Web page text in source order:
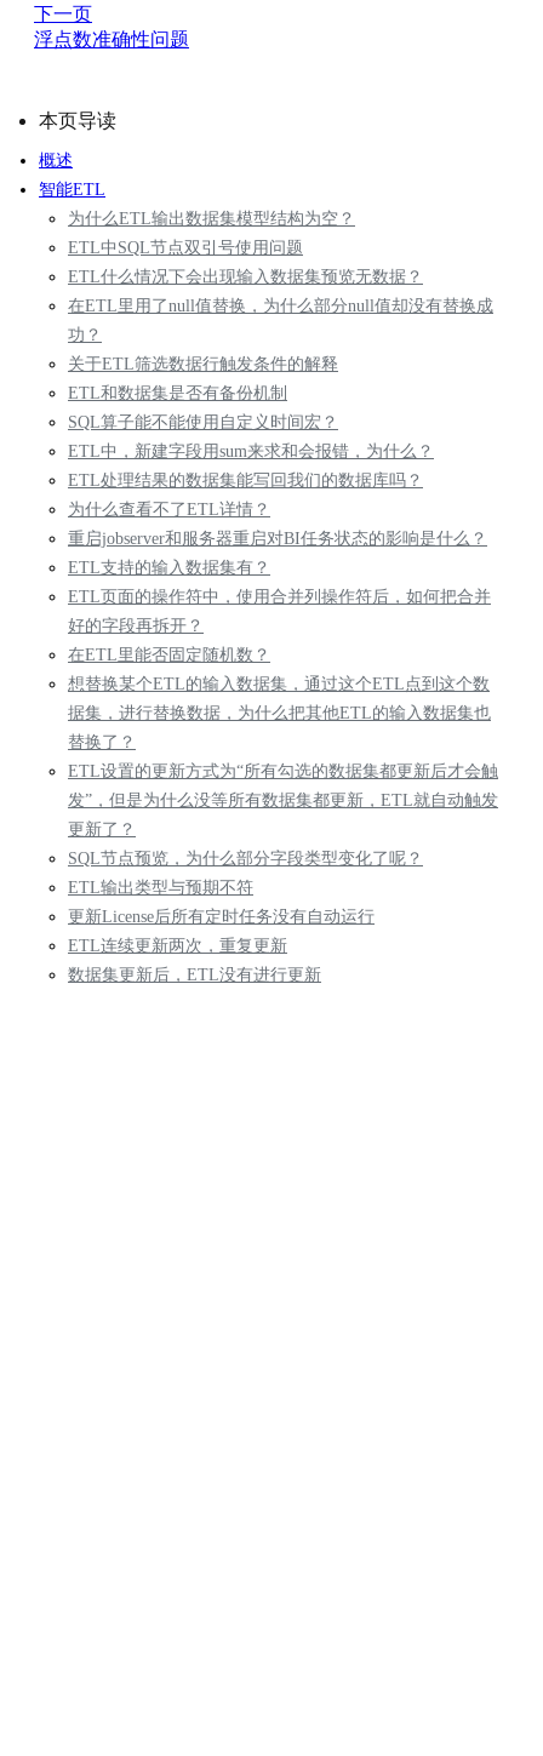
下一页
浮点数准确性问题
本页导读
概述
智能ETL
为什么ETL输出数据集模型结构为空？
ETL中SQL节点双引号使用问题
ETL什么情况下会出现输入数据集预览无数据？
在ETL里用了null值替换，为什么部分null值却没有替换成
功？
关于ETL筛选数据行触发条件的解释
ETL和数据集是否有备份机制
SQL算子能不能使用自定义时间宏？
ETL中，新建字段用sum来求和会报错，为什么？
ETL处理结果的数据集能写回我们的数据库吗？
为什么查看不了ETL详情？
重启jobserver和服务器重启对BI任务状态的影响是什么？
ETL支持的输入数据集有？
ETL页面的操作符中，使用合并列操作符后，如何把合并
好的字段再拆开？
在ETL里能否固定随机数？
想替换某个ETL的输入数据集，通过这个ETL点到这个数
据集，进行替换数据，为什么把其他ETL的输入数据集也
替换了？
ETL设置的更新方式为“所有勾选的数据集都更新后才会触
发”，但是为什么没等所有数据集都更新，ETL就自动触发
更新了？
SQL节点预览，为什么部分字段类型变化了呢？
ETL输出类型与预期不符
更新License后所有定时任务没有自动运行
ETL连续更新两次，重复更新
数据集更新后，ETL没有进行更新